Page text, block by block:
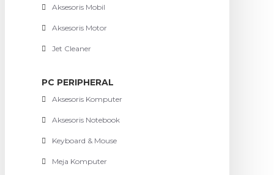
Aksesoris Mobil
Aksesoris Motor
Jet Cleaner
PC PERIPHERAL
Aksesoris Komputer
Aksesoris Notebook
Keyboard & Mouse
Meja Komputer